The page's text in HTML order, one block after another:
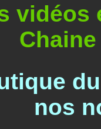
nos